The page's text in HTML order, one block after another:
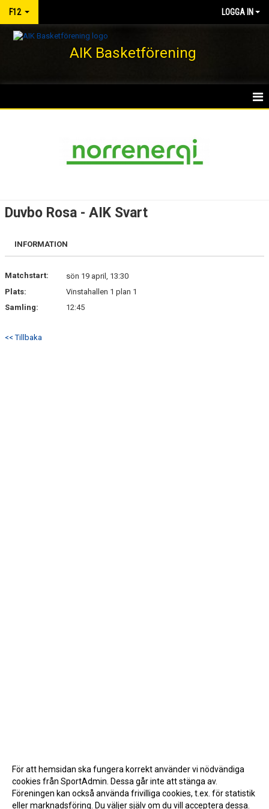
F12 LOGGA IN
AIK Basketförening
DOKUMENT
KONTAKT
Duvbo Rosa - AIK Svart
INFORMATION
Matchstart:
sön 19 april, 13:30
Plats:
Vinstahallen 1 plan 1
Samling:
12:45
<< Tillbaka
För att hemsidan ska fungera korrekt använder vi nödvändiga
cookies från SportAdmin. Dessa går inte att stänga av.
Föreningen kan också använda frivilliga cookies, t.ex. för statistik
eller marknadsföring. Du väljer själv om du vill acceptera dessa.